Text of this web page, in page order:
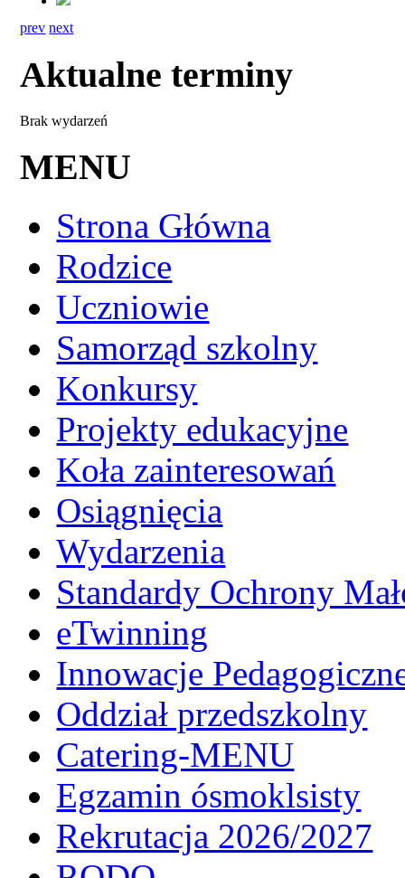
prev next
Aktualne terminy
Brak wydarzeń
MENU
Strona Główna
Rodzice
Uczniowie
Samorząd szkolny
Konkursy
Projekty edukacyjne
Koła zainteresowań
Osiągnięcia
Wydarzenia
Standardy Ochrony
eTwinning
Innowacje
Oddział przedszkolny
Catering-MENU
Egzamin ósmoklsisty
Rekrutacja 2026/2027